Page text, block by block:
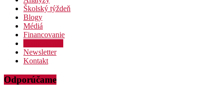
Školský týždeň
Blogy
Médiá
Financovanie
Newsletter
Kontakt
Odporúčame